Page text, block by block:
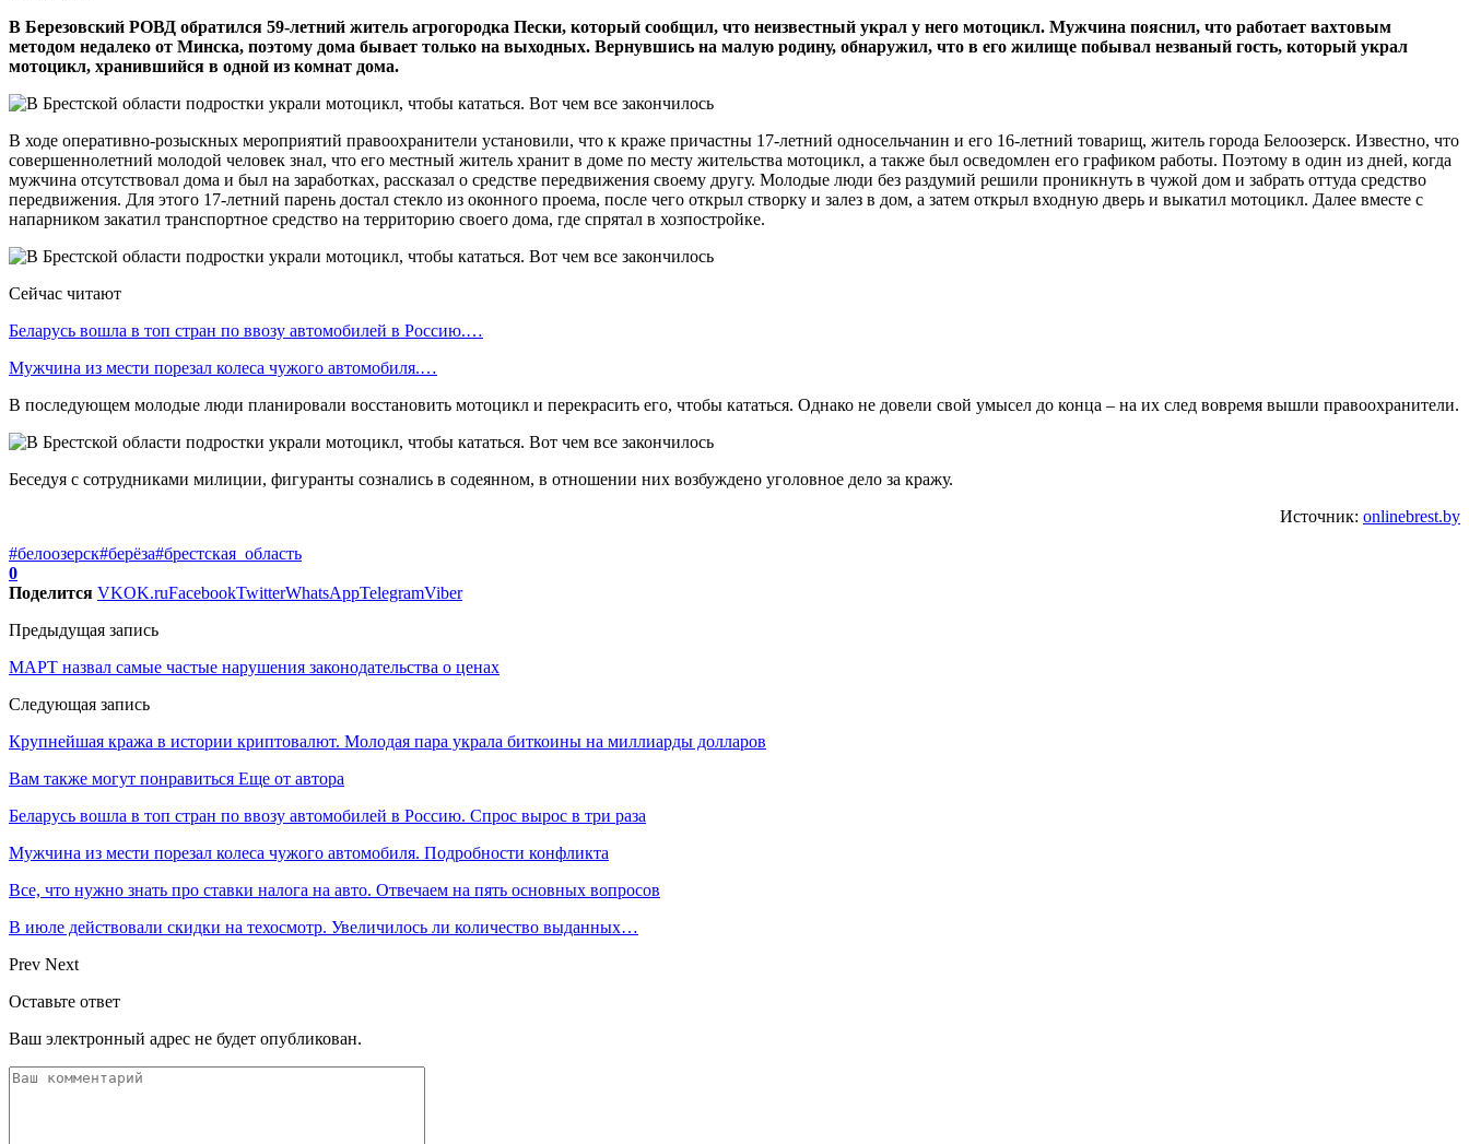
В Березовский РОВД обратился 59-летний житель агрогородка Пески, который сообщил, что неизвестный украл у него мотоцикл. Мужчина пояснил, что работает вахтовым
методом недалеко от Минска, поэтому дома бывает только на выходных. Вернувшись на малую родину, обнаружил, что в его жилище побывал незваный гость, который украл
мотоцикл, хранившийся в одной из комнат дома.
В ходе оперативно-розыскных мероприятий правоохранители установили, что к краже причастны 17-летний односельчанин и его 16-летний товарищ, житель города Белоозерск. Известно, что
совершеннолетний молодой человек знал, что его местный житель хранит в доме по месту жительства мотоцикл, а также был осведомлен его графиком работы. Поэтому в один из дней, когда
мужчина отсутствовал дома и был на заработках, рассказал о средстве передвижения своему другу. Молодые люди без раздумий решили проникнуть в чужой дом и забрать оттуда средство
передвижения. Для этого 17-летний парень достал стекло из оконного проема, после чего открыл створку и залез в дом, а затем открыл входную дверь и выкатил мотоцикл. Далее вместе с
напарником закатил транспортное средство на территорию своего дома, где спрятал в хозпостройке.
Сейчас читают
Беларусь вошла в топ стран по ввозу автомобилей в Россию.…
Мужчина из мести порезал колеса чужого автомобиля.…
В последующем молодые люди планировали восстановить мотоцикл и перекрасить его, чтобы кататься. Однако не довели свой умысел до конца – на их след вовремя вышли правоохранители.
Беседуя с сотрудниками милиции, фигуранты сознались в содеянном, в отношении них возбуждено уголовное дело за кражу.
Источник: onlinebrest.by
#белоозерск#берёза#брестская_область
0
Поделится VKOK.ruFacebookTwitterWhatsAppTelegramViber
Предыдущая запись
МАРТ назвал самые частые нарушения законодательства о ценах
Следующая запись
Крупнейшая кража в истории криптовалют. Молодая пара украла биткоины на миллиарды долларов
Вам также могут понравиться Еще от автора
Беларусь вошла в топ стран по ввозу автомобилей в Россию. Спрос вырос в три раза
Мужчина из мести порезал колеса чужого автомобиля. Подробности конфликта
Все, что нужно знать про ставки налога на авто. Отвечаем на пять основных вопросов
В июле действовали скидки на техосмотр. Увеличилось ли количество выданных…
Prev Next
Оставьте ответ
Ваш электронный адрес не будет опубликован.